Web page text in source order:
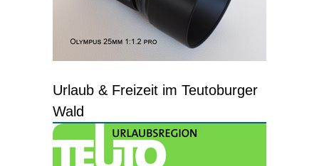
Urlaub & Freizeit im Teutoburger
Wald